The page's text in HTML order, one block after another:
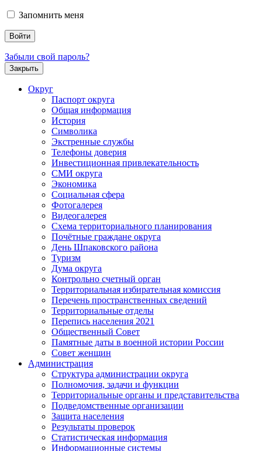
Запомнить меня
Забыли свой пароль?
Закрыть
Округ
Паспорт округа
Общая информация
История
Символика
Экстренные службы
Телефоны доверия
Инвестиционная привлекательность
СМИ округа
Экономика
Социальная сфера
Фотогалерея
Видеогалерея
Схема территориального планирования
Почётные граждане округа
День Шпаковского района
Туризм
Дума округа
Контрольно счетный орган
Территориальная избирательная комиссия
Перечень пространственных сведений
Территориальные отделы
Перепись населения 2021
Общественный Совет
Памятные даты в военной истории России
Совет женщин
Администрация
Структура администрации округа
Полномочия, задачи и функции
Территориальные органы и представительства
Подведомственные организации
Защита населения
Результаты проверок
Статистическая информация
Информационные системы